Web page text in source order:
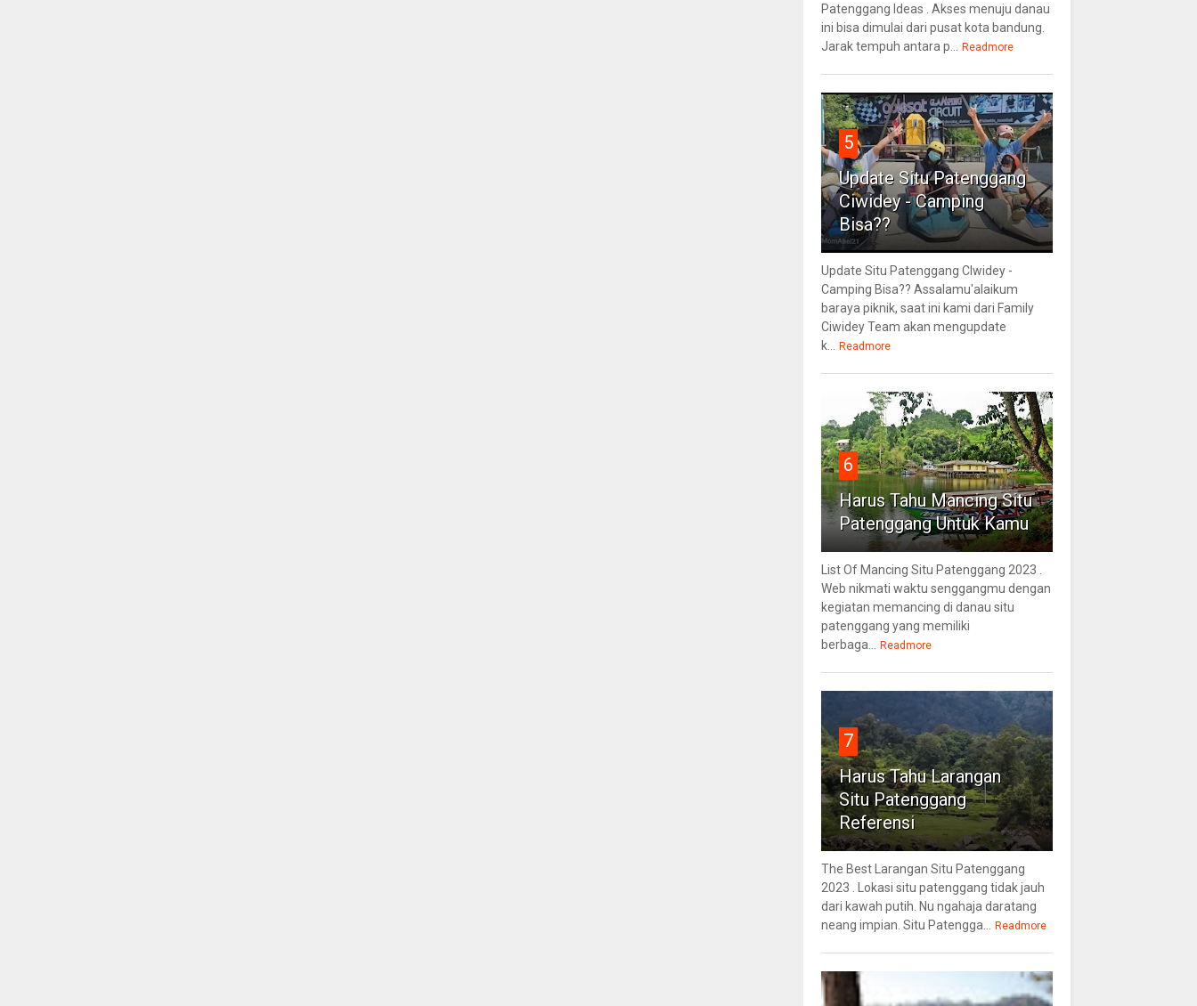
Patenggang Ideas . Akses menuju danau
ini bisa dimulai dari pusat kota bandung.
Jarak tempuh antara p...
Readmore
5
Update Situ Patenggang
Ciwidey - Camping
Bisa??
Update Situ Patenggang CIwidey -
Camping Bisa?? Assalamu'alaikum
baraya piknik, saat ini kami dari Family
Ciwidey Team akan mengupdate
k...
Readmore
6
Harus Tahu Mancing Situ
Patenggang Untuk Kamu
List Of Mancing Situ Patenggang 2023 .
Web nikmati waktu senggangmu dengan
kegiatan memancing di danau situ
patenggang yang memiliki
berbaga...
Readmore
7
Harus Tahu Larangan
Situ Patenggang
Referensi
The Best Larangan Situ Patenggang
2023 . Lokasi situ patenggang tidak jauh
dari kawah putih. Nu ngahaja daratang
neang impian. Situ Patengga...
Readmore